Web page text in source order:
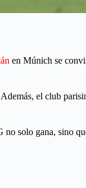
en Múnich se
el club
solo gana, sino